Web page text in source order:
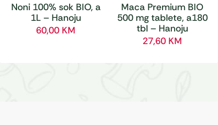
Noni 100% sok BIO, a
1L – Hanoju
60,00 KM
Maca Premium BIO
500 mg tablete, a180
tbl – Hanoju
27,60 KM